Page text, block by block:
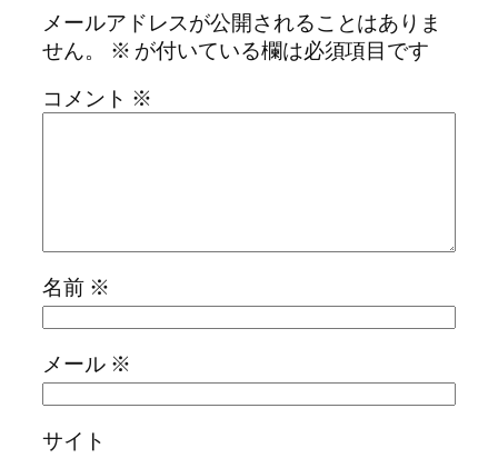
メールアドレスが公開されることはありま
せん。
※ が付いている欄は必須項目です
コメント ※
名前 ※
メール ※
サイト